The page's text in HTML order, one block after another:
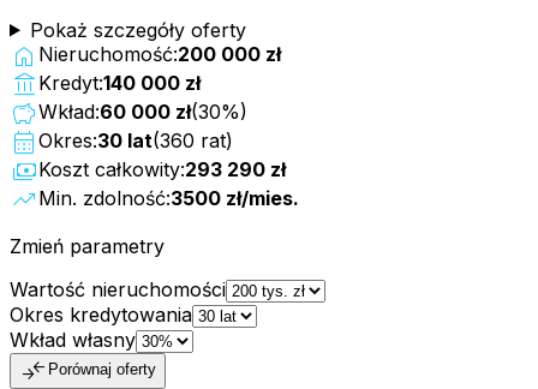
Pokaż szczegóły oferty
home Nieruchomość:200 000 zł
account_balance Kredyt:140 000 zł
savingsWkład:60 000 zł(30%)
calendar_month Okres:30 lat(360 rat)
paymentsKoszt całkowity:293 290 zł
trending_up Min. zdolność:3500 zł/mies.
Zmień parametry
Wartość nieruchomości
Okres kredytowania
Wkład własny
compare_arrows Porównaj oferty